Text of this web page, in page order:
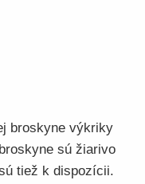
broskyne výkriky
sú žiarivo
tiež k dispozícii.